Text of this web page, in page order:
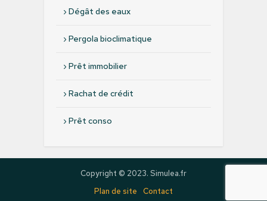
› Dégât des eaux
› Pergola bioclimatique
› Prêt immobilier
› Rachat de crédit
› Prêt conso
Copyright © 2023. Simulea.fr
Plan de site
Contact